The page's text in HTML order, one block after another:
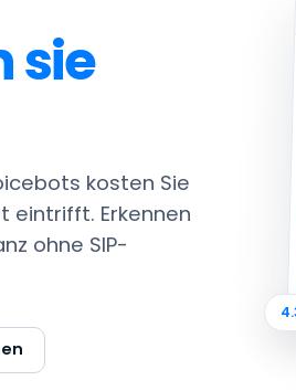
sie
kosten Sie
eintrifft. Erkennen
ohne SIP-